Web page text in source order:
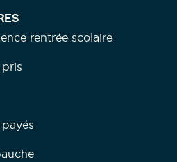
rentrée scolaire